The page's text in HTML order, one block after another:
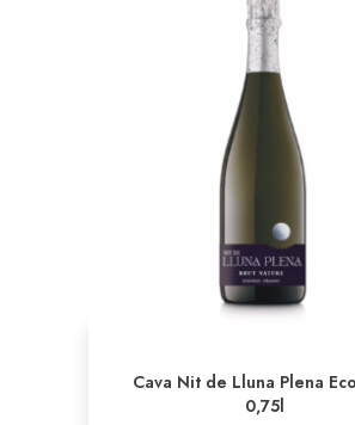
Cava Nit de Lluna Plena
0,75l